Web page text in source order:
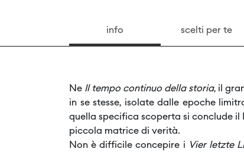
info scelti per te
Ne Il tempo continuo della storia, il
in se stesse, isolate dalle epoche
quella specifica scoperta si conclude il
piccola matrice di verità.
Non è difficile concepire i Vier letzte